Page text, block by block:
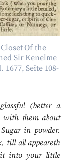
Of the
Sir Kenelme
1677, Seite 108-
(better a
with them about
in powder.
till all appeareth
it into your little